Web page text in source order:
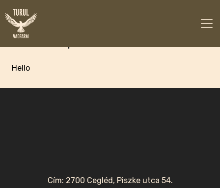
Hello
Cím: 2700 Cegléd, Piszke utca 54.